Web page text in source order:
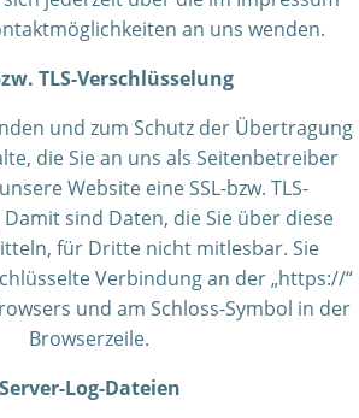
an uns wenden.
TLS-Verschlüsselung
und zum Schutz der Übertragung
die Sie an uns als Seitenbetreiber
Website eine SSL-bzw. TLS-
sind Daten, die Sie über diese
für Dritte nicht mitlesbar. Sie
Verbindung an der „https://“
und am Schloss-Symbol in der
Browserzeile.
Server-Log-Dateien